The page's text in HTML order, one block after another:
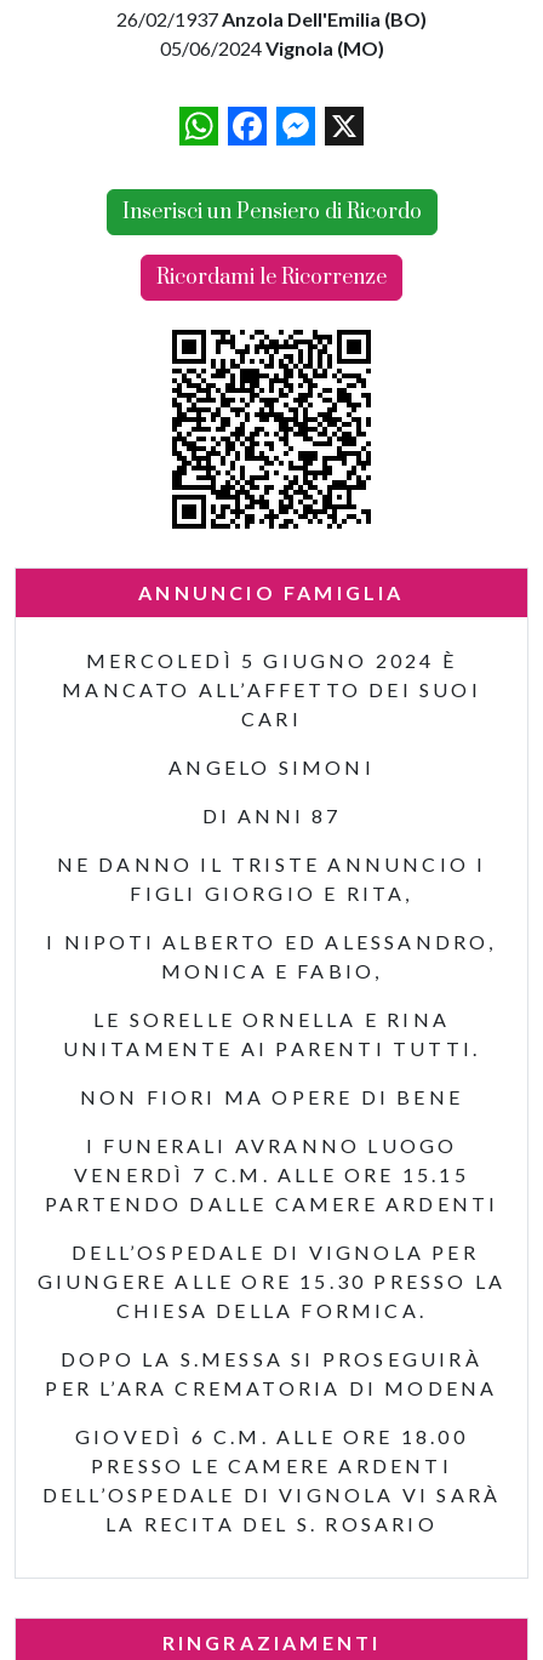
26/02/1937Anzola Dell'Emilia (BO)
05/06/2024Vignola (MO)
WhatsApp
FacebookMessenger
X
Inserisci un Pensiero di Ricordo
Ricordami le Ricorrenze
ANNUNCIO FAMIGLIA
MERCOLEDÌ 5 GIUGNO 2024 È
MANCATO ALL’AFFETTO DEI SUOI
CARI
ANGELO SIMONI
DI ANNI 87
NE DANNO IL TRISTE ANNUNCIO I
FIGLI GIORGIO E RITA,
I NIPOTI ALBERTO ED ALESSANDRO,
MONICA E FABIO,
LE SORELLE ORNELLA E RINA
UNITAMENTE AI PARENTI TUTTI.
NON FIORI MA OPERE DI BENE
I FUNERALI AVRANNO LUOGO
VENERDÌ 7 C.M. ALLE ORE 15.15
PARTENDO DALLE CAMERE ARDENTI
DELL’OSPEDALE DI VIGNOLA PER
GIUNGERE ALLE ORE 15.30 PRESSO LA
CHIESA DELLA FORMICA.
DOPO LA S.MESSA SI PROSEGUIRÀ
PER L’ARA CREMATORIA DI MODENA
GIOVEDÌ 6 C.M. ALLE ORE 18.00
PRESSO LE CAMERE ARDENTI
DELL’OSPEDALE DI VIGNOLA VI SARÀ
LA RECITA DEL S. ROSARIO
RINGRAZIAMENTI